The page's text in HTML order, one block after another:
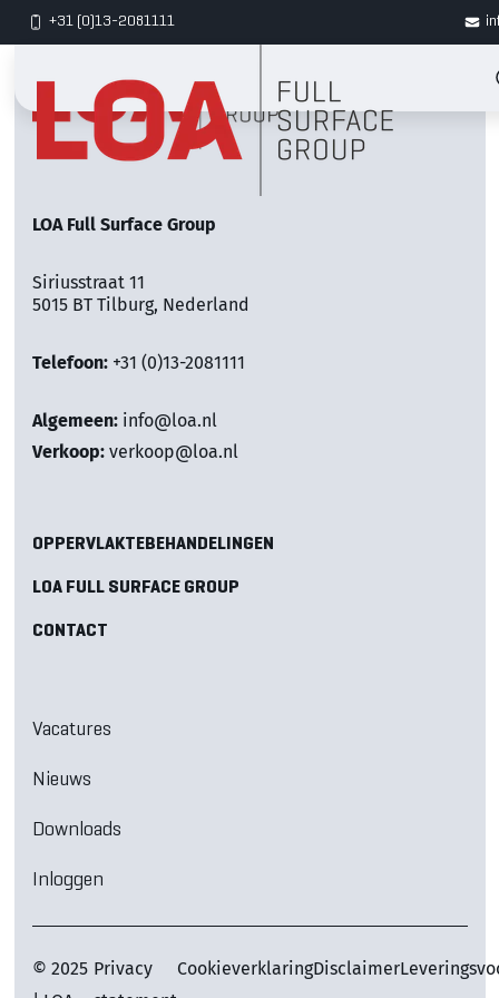
+31 (0)13-2081111
LOA Full Surface Group
Siriusstraat 11
5015 BT Tilburg, Nederland
Telefoon: +31 (0)13-2081111
Algemeen: info@loa.nl
Verkoop: verkoop@loa.nl
OPPERVLAKTEBEHANDELINGEN
LOA FULL SURFACE GROUP
CONTACT
Vacatures
Nieuws
Downloads
Inloggen
© 2025 Privacy
CookieverklaringDisclaimer